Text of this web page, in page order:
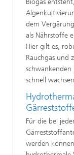
Biogas
dem
als Nährstoffe
Hier gilt es,
Rauchgas und
schwankenden
schnell
Für die bei
werden